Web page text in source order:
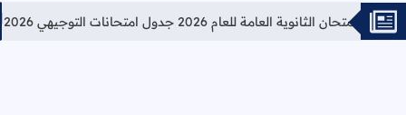
الثانوية العامة للعام 2026 جدول امتحانات التوجيهي 2026